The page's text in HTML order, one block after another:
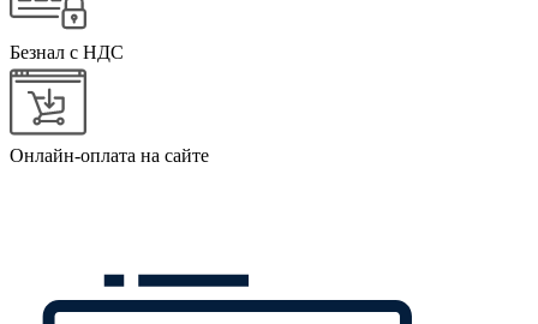
Безнал с НДС
Онлайн-оплата на сайте